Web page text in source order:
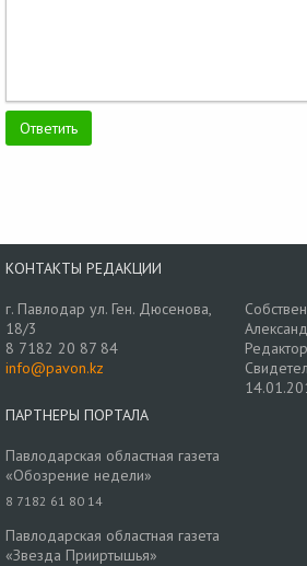
КОНТАКТЫ РЕДАКЦИИ
г. Павлодар ул. Ген. Дюсенова,
18/3
8 7182 20 87 84
info@pavon.kz
ПАРТНЕРЫ ПОРТАЛА
Павлодарская областная газета
«Обозрение недели»
8 7182 61 80 14
Павлодарская областная газета
«Звезда Прииртышья»